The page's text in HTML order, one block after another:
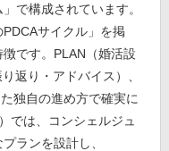
で構成されています。
サイクル」を掲
です。PLAN（婚活設
返り・アドバイス）、
独自の進め方で確実に
では、コンシェルジュ
ランを設計し、